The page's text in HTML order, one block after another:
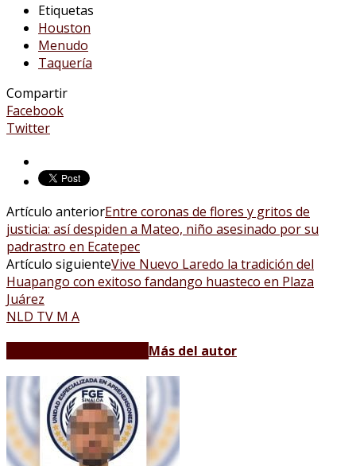
Etiquetas
Houston
Menudo
Taquería
Compartir
Facebook
Twitter
Artículo anteriorEntre coronas de flores y gritos de
justicia: así despiden a Mateo, niño asesinado por su
padrastro en Ecatepec
Artículo siguienteVive Nuevo Laredo la tradición del
Huapango con exitoso fandango huasteco en Plaza
Juárez
NLD TV M A
Más del autor